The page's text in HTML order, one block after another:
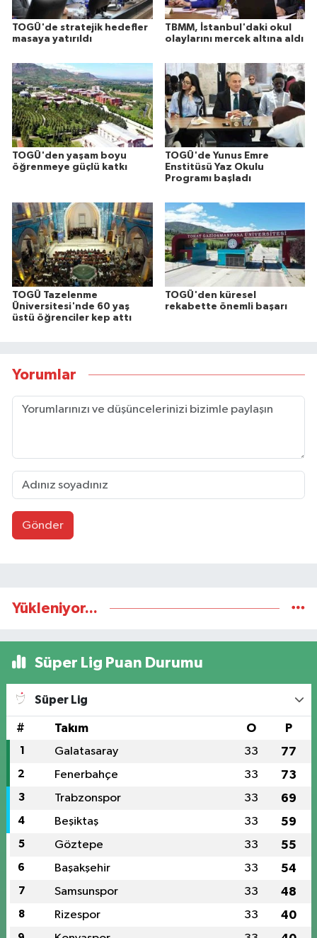
TOGÜ'de stratejik hedefler
masaya yatırıldı
TBMM, İstanbul'daki okul
olaylarını mercek altına aldı
TOGÜ'den yaşam boyu
öğrenmeye güçlü katkı
TOGÜ'de Yunus Emre
Enstitüsü Yaz Okulu
Programı başladı
TOGÜ Tazelenme
Üniversitesi'nde 60 yaş
üstü öğrenciler kep attı
TOGÜ'den küresel
rekabette önemli başarı
Yorumlar
Gönder
Yükleniyor...
Süper Lig Puan Durumu
Süper Lig
# Takım O P
1 Galatasaray 33 77
2 Fenerbahçe 33 73
3 Trabzonspor 33 69
4 Beşiktaş 33 59
5 Göztepe 33 55
6 Başakşehir 33 54
7 Samsunspor 33 48
8 Rizespor 33 40